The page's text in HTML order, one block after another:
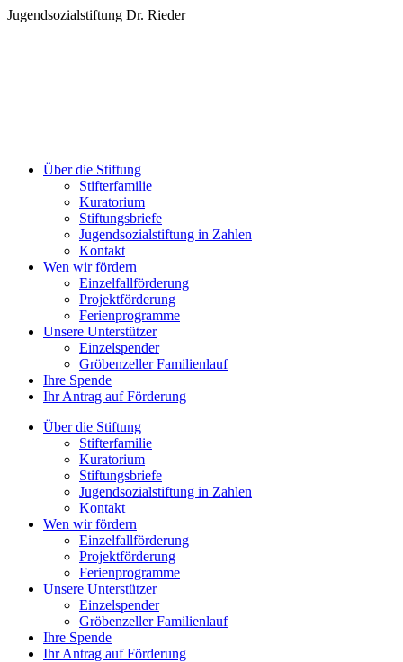
Zum
Jugendsozialstiftung Dr. Rieder
Über die Stiftung
Stifterfamilie
Kuratorium
Stiftungsbriefe
Jugendsozialstiftung in Zahlen
Kontakt
Wen wir fördern
Einzelfallförderung
Projektförderung
Ferienprogramme
Unsere Unterstützer
Einzelspender
Gröbenzeller Familienlauf
Ihre Spende
Ihr Antrag auf Förderung
Über die Stiftung
Stifterfamilie
Kuratorium
Stiftungsbriefe
Jugendsozialstiftung in Zahlen
Kontakt
Wen wir fördern
Einzelfallförderung
Projektförderung
Ferienprogramme
Unsere Unterstützer
Einzelspender
Gröbenzeller Familienlauf
Ihre Spende
Ihr Antrag auf Förderung